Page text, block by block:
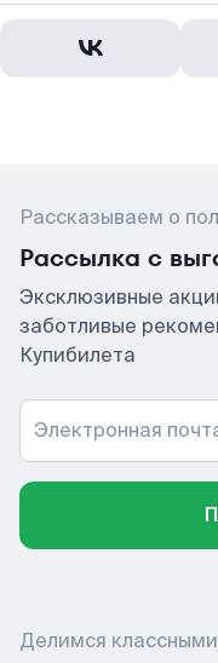
Рассказываем о
Рассылка с
Эксклюзивные
заботливые
Купибилета
Электронная
Делимся